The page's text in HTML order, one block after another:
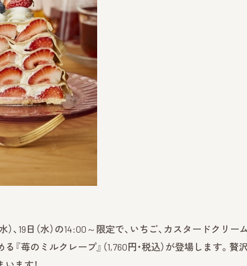
、19日（水）の14:00～限定で、いちご、カスタードクリー
苺のミルクレープ』（1,760円・税込）が登場します。贅